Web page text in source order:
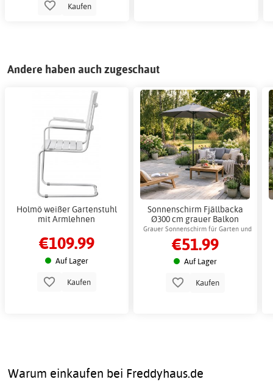
Kaufen
Andere haben auch zugeschaut
Holmö weißer Gartenstuhl
mit Armlehnen
€109.99
Auf Lager
Kaufen
Sonnenschirm Fjällbacka
Ø300 cm grauer Balkon
Grauer Sonnenschirm für Garten und
Terrasse, separater Fuß
€51.99
Auf Lager
Kaufen
Warum einkaufen bei Freddyhaus.de